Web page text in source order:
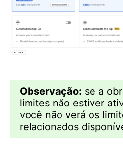
Observação: se a
limites não estiver
você não verá os
relacionados